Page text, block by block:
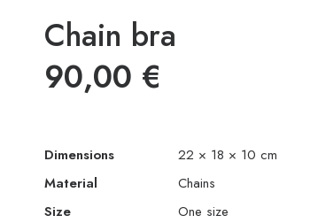
Chain bra
90,00 €
Dimensions
22 × 18 × 10 cm
Material
Chains
Size
One size